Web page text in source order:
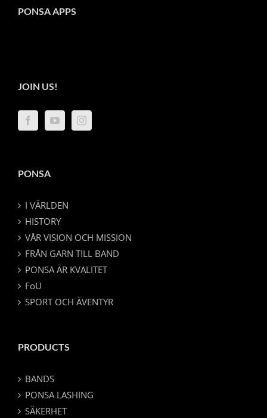
PONSA APPS
JOIN US!
PONSA
I VÄRLDEN
HISTORY
VÅR VISION OCH MISSION
FRÅN GARN TILL BAND
PONSA ÄR KVALITET
FoU
SPORT OCH ÄVENTYR
PRODUCTS
BANDS
PONSA LASHING
SÄKERHET